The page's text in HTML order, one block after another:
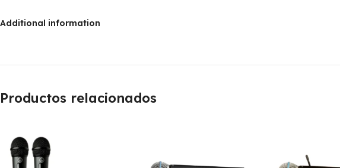
Additional information
Productos relacionados